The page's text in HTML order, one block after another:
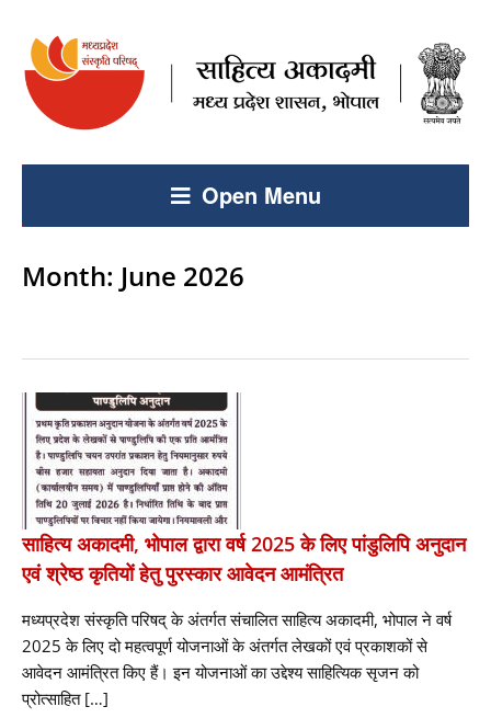
Open Menu
Month: June 2026
साहित्य अकादमी, भोपाल द्वारा वर्ष 2025 के लिए पांडुलिपि अनुदान
एवं श्रेष्ठ कृतियों हेतु पुरस्कार आवेदन आमंत्रित
मध्यप्रदेश संस्कृति परिषद् के अंतर्गत संचालित साहित्य अकादमी, भोपाल ने वर्ष
2025 के लिए दो महत्वपूर्ण योजनाओं के अंतर्गत लेखकों एवं प्रकाशकों से
आवेदन आमंत्रित किए हैं। इन योजनाओं का उद्देश्य साहित्यिक सृजन को
प्रोत्साहित […]